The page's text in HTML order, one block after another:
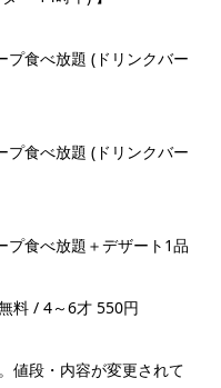
プ食べ放題 (ドリンクバー
プ食べ放題 (ドリンクバー
プ食べ放題＋デザート1品
料 / 4～6才 550円
値段・内容が変更されて